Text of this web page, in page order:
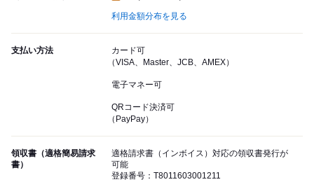
利用金額分布を見る
支払い方法
カード可
（VISA、Master、JCB、AMEX）
電子マネー可
QRコード決済可
（PayPay）
領収書（適格簡易請求
書）
適格請求書（インボイス）対応の領収書発行が
可能
登録番号：T8011603001211